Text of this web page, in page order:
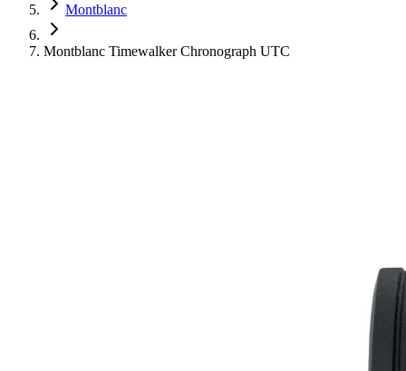
Montblanc
Montblanc Timewalker Chronograph UTC